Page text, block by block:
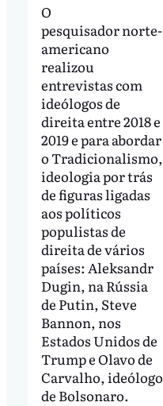
O
pesquisador norte-
americano
realizou
entrevistas com
ideólogos de
direita entre 2018 e
2019 e para abordar
o Tradicionalismo,
ideologia por trás
de figuras ligadas
aos políticos
populistas de
direita de vários
países: Aleksandr
Dugin, na Rússia
de Putin, Steve
Bannon, nos
Estados Unidos de
Trump e Olavo de
Carvalho, ideólogo
de Bolsonaro.